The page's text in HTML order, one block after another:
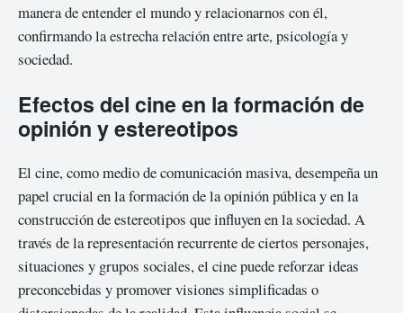
manera de entender el mundo y relacionarnos con él,
confirmando la estrecha relación entre arte, psicología y
sociedad.
Efectos del cine en la formación de
opinión y estereotipos
El cine, como medio de comunicación masiva, desempeña un
papel crucial en la formación de la opinión pública y en la
construcción de estereotipos que influyen en la sociedad. A
través de la representación recurrente de ciertos personajes,
situaciones y grupos sociales, el cine puede reforzar ideas
preconcebidas y promover visiones simplificadas o